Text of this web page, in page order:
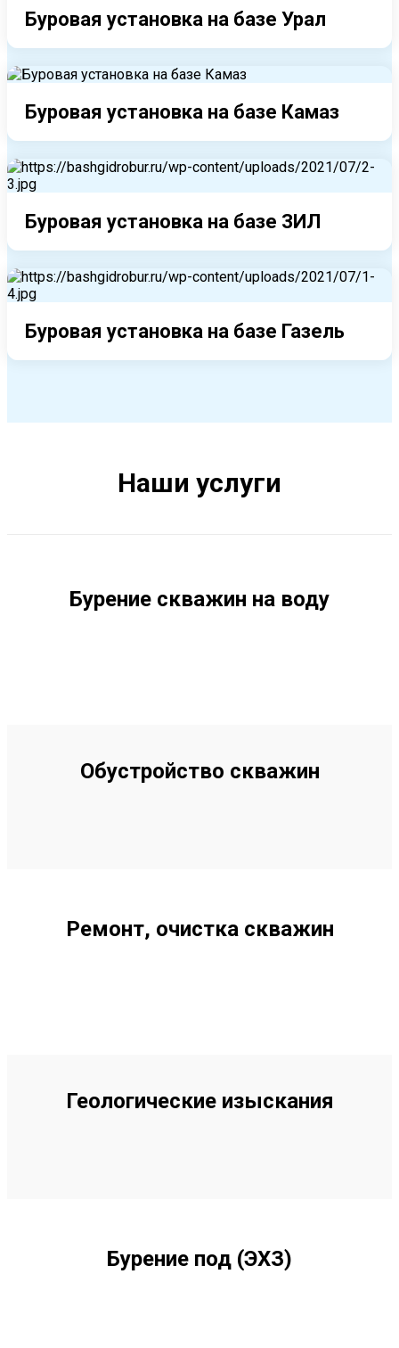
Буровая установка на базе Урал
Буровая установка на базе Камаз
Буровая установка на базе ЗИЛ
Буровая установка на базе Газель
Наши услуги
Бурение скважин на воду
Обустройство скважин
Ремонт, очистка скважин
Геологические изыскания
Бурение под (ЭХЗ)